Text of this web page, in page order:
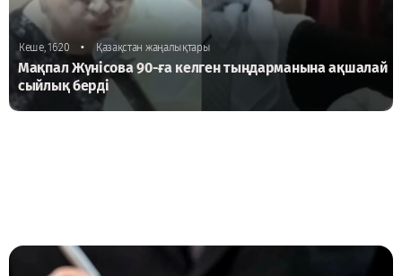
Кеше, 16:20 • Қазақстан жаңалықтары
Мақпал Жүнісова 90-ға келген тыңдарманына ақшалай
сыйлық берді